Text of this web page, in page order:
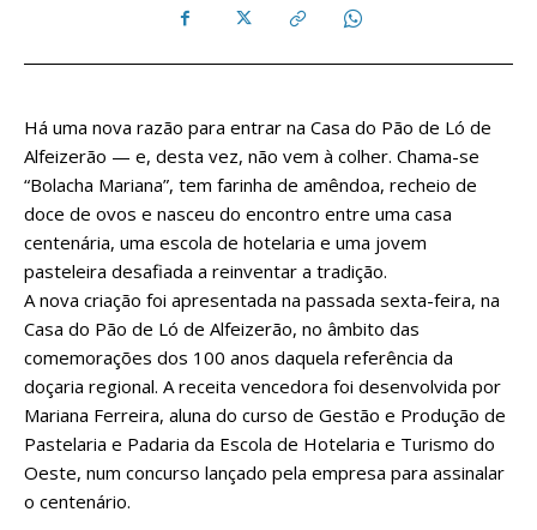
Há uma nova razão para entrar na Casa do Pão de Ló de
Alfeizerão — e, desta vez, não vem à colher. Chama-se
“Bolacha Mariana”, tem farinha de amêndoa, recheio de
doce de ovos e nasceu do encontro entre uma casa
centenária, uma escola de hotelaria e uma jovem
pasteleira desafiada a reinventar a tradição.
A nova criação foi apresentada na passada sexta-feira, na
Casa do Pão de Ló de Alfeizerão, no âmbito das
comemorações dos 100 anos daquela referência da
doçaria regional. A receita vencedora foi desenvolvida por
Mariana Ferreira, aluna do curso de Gestão e Produção de
Pastelaria e Padaria da Escola de Hotelaria e Turismo do
Oeste, num concurso lançado pela empresa para assinalar
o centenário.